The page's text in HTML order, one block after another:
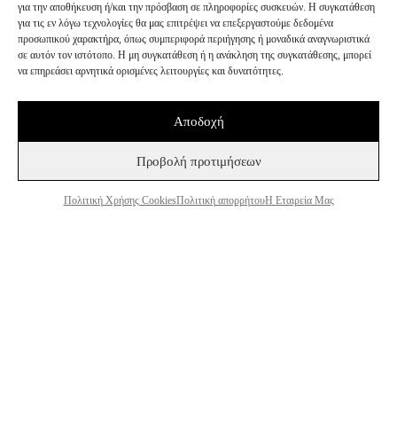
για την αποθήκευση ή/και την πρόσβαση σε πληροφορίες συσκευών. Η συγκατάθεση
για τις εν λόγω τεχνολογίες θα μας επιτρέψει να επεξεργαστούμε δεδομένα
προσωπικού χαρακτήρα, όπως συμπεριφορά περιήγησης ή μοναδικά αναγνωριστικά
σε αυτόν τον ιστότοπο. Η μη συγκατάθεση ή η ανάκληση της συγκατάθεσης, μπορεί
να επηρεάσει αρνητικά ορισμένες λειτουργίες και δυνατότητες.
Αποδοχή
Προβολή προτιμήσεων
Πολιτική Χρήσης CookiesΠολιτική απορρήτουΗ Εταιρεία Μας
InstagramTikTokFacebook
+30 243 107 8026
INFO@BEEFACTOR.GR
ΣΥΝΕΡΓΑΣΊΑ ΧΟΝΔΡΙΚΉ ΠΏΛΗΣΗ
ΠΟΛΙΤΙΚΉ ΑΠΟΡΡΉΤΟΥ